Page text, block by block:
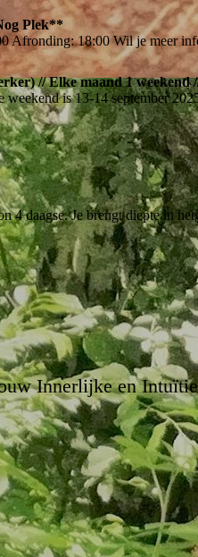
Plek**
Afronding: 18:00 Wil je meer
// Elke maand 1
weekend is 13-14 september
4 daagse. Je brengt diepte in
Innerlijke en